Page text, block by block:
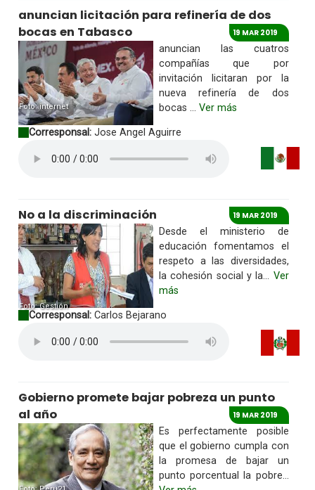
anuncian licitación para refinería de dos
bocas en Tabasco
19 MAR 2019
Foto: internet
anuncian las cuatros
compañías que por
invitación licitaran por la
nueva refinería de dos
bocas ... Ver más
Corresponsal:Jose Angel Aguirre
No a la discriminación 19 MAR 2019
Foto: Gestión
Desde el ministerio de
educación fomentamos el
respeto a las diversidades,
la cohesión social y la... Ver
más
Corresponsal:Carlos Bejarano
Gobierno promete bajar pobreza un punto
al año
19 MAR 2019
Es perfectamente posible
que el gobierno cumpla con
la promesa de bajar un
punto porcentual la pobre...